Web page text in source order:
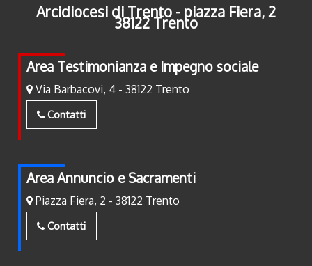
Arcidiocesi di Trento - piazza Fiera, 2
38122 Trento
Area Testimonianza e Impegno sociale
Via Barbacovi, 4 - 38122 Trento
Contatti
Area Annuncio e Sacramenti
Piazza Fiera, 2 - 38122 Trento
Contatti